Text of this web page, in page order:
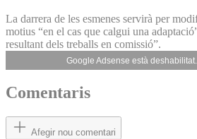
La darrera de les esmenes servirà per
motius “en el cas que calgui una
resultant dels treballs en comissió”.
Google Adsense està deshabilitat.
Comentaris
Afegir nou comentari